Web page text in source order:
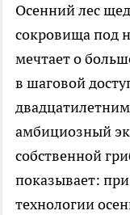
Осенний лес
сокровища под
мечтает о
в шаговой
амбициозный
собственной
показывает:
технологии